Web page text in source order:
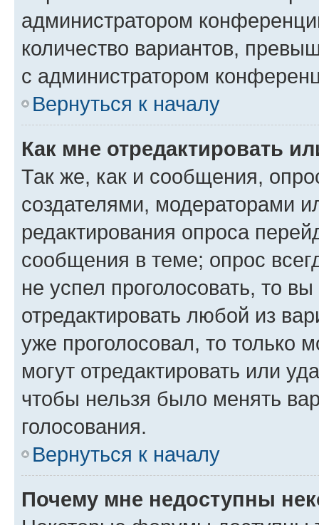
администратором
количество вариантов,
с администратором
Вернуться к началу
Как мне отредактировать
Так же, как и сообщения,
создателями, модераторами
редактирования опроса
сообщения в теме; опрос
не успел проголосовать, то
отредактировать любой из
уже проголосовал, то только
могут отредактировать или
чтобы нельзя было менять
голосования.
Вернуться к началу
Почему мне недоступны